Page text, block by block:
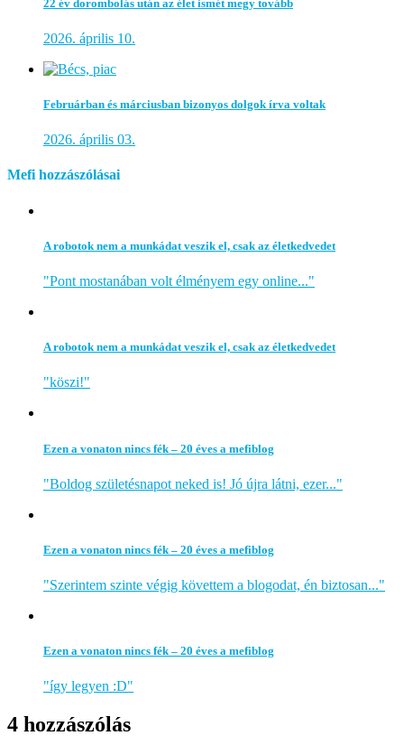
22 év dorombolás után az élet ismét megy tovább
2026. április 10.
Februárban és márciusban bizonyos dolgok írva voltak
2026. április 03.
Mefi hozzászólásai
A robotok nem a munkádat veszik el, csak az életkedvedet
"Pont mostanában volt élményem egy online..."
A robotok nem a munkádat veszik el, csak az életkedvedet
"köszi!"
Ezen a vonaton nincs fék – 20 éves a mefiblog
"Boldog születésnapot neked is! Jó újra látni, ezer..."
Ezen a vonaton nincs fék – 20 éves a mefiblog
"Szerintem szinte végig követtem a blogodat, én biztosan..."
Ezen a vonaton nincs fék – 20 éves a mefiblog
"így legyen :D"
4 hozzászólás